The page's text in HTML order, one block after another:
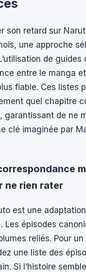
son retard sur
une approche
de guides
entre le manga et
fiable. Ces listes
quel chapitre
garantissant de ne
clé imaginée par
ne rien rater
est une
Les épisodes
reliés. Pour
une liste des
Si l’histoire